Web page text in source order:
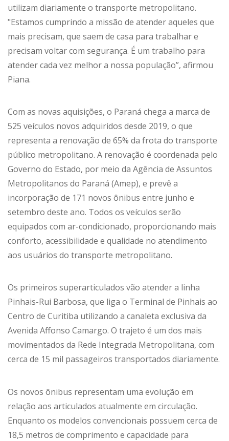
utilizam diariamente o transporte metropolitano.
"Estamos cumprindo a missão de atender aqueles que
mais precisam, que saem de casa para trabalhar e
precisam voltar com segurança. É um trabalho para
atender cada vez melhor a nossa população”, afirmou
Piana.
Com as novas aquisições, o Paraná chega a marca de
525 veículos novos adquiridos desde 2019, o que
representa a renovação de 65% da frota do transporte
público metropolitano. A renovação é coordenada pelo
Governo do Estado, por meio da Agência de Assuntos
Metropolitanos do Paraná (Amep), e prevê a
incorporação de 171 novos ônibus entre junho e
setembro deste ano. Todos os veículos serão
equipados com ar-condicionado, proporcionando mais
conforto, acessibilidade e qualidade no atendimento
aos usuários do transporte metropolitano.
Os primeiros superarticulados vão atender a linha
Pinhais-Rui Barbosa, que liga o Terminal de Pinhais ao
Centro de Curitiba utilizando a canaleta exclusiva da
Avenida Affonso Camargo. O trajeto é um dos mais
movimentados da Rede Integrada Metropolitana, com
cerca de 15 mil passageiros transportados diariamente.
Os novos ônibus representam uma evolução em
relação aos articulados atualmente em circulação.
Enquanto os modelos convencionais possuem cerca de
18,5 metros de comprimento e capacidade para